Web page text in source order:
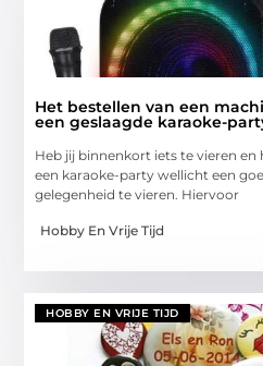
Het bestellen van een
een geslaagde karaoke-
Heb jij binnenkort iets te vieren en
een karaoke-party wellicht een
gelegenheid te vieren. Hiervoor
Hobby En Vrije Tijd
HOBBY EN VRIJE TIJD